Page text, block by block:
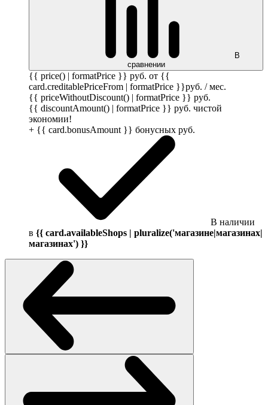
В
сравнении
{{ price() | formatPrice }} руб. от {{
card.creditablePriceFrom | formatPrice }}руб. / мес.
{{ priceWithoutDiscount() | formatPrice }} руб.
{{ discountAmount() | formatPrice }} руб. чистой
экономии!
+ {{ card.bonusAmount }} бонусных руб.
В наличии
в {{ card.availableShops | pluralize('магазине|магазинах|
магазинах') }}